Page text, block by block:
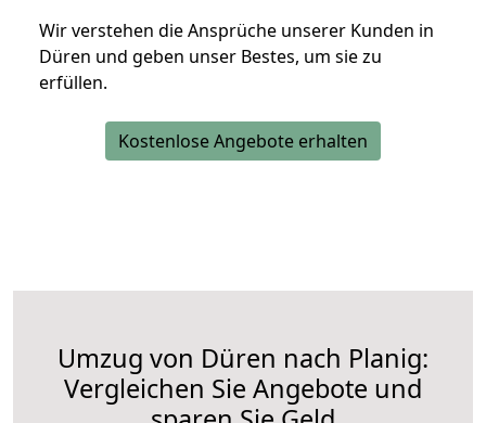
Wir verstehen die Ansprüche unserer Kunden in
Düren und geben unser Bestes, um sie zu
erfüllen.
Kostenlose Angebote erhalten
Umzug von Düren nach Planig:
Vergleichen Sie Angebote und